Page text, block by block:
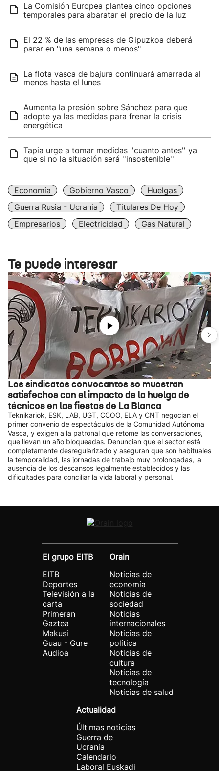
La Comisión Europea plantea cinco opciones
temporales para abaratar el precio de la luz
El 22 % de las empresas de Gipuzkoa deberá
parar en "una semana o menos"
La flota vasca de bajura continuará amarrada al
menos hasta el lunes
Aumenta la presión sobre Sánchez para que
adopte ya las medidas para frenar la crisis
energética
Tapia urge a tomar medidas ''cuanto antes'' ya
que si no la situación será ''insostenible''
Economía Gobierno Vasco
Huelgas
Guerra Rusia - Ucrania
Titulares De Hoy
Empresarios
Electricidad Gas Natural
Te puede interesar
Los sindicatos convocantes se muestran
satisfechos con el impacto de la huelga de
técnicos en las fiestas de La Blanca
Teknikariok, ESK, LAB, UGT, CCOO, ELA y CNT negocian el
primer convenio de espectáculos de la Comunidad Autónoma
Vasca, y exigen a la patronal que retome las conversaciones,
que llevan un año bloqueadas. Denuncian que el sector está
completamente desregularizado y aseguran que son habituales
la temporalidad, las jornadas de trabajo muy prolongadas, la
ausencia de los descansos legalmente establecidos y las
dificultades para conciliar la vida laboral y personal.
El grupo EITB
EITB
Deportes
Televisión a la
carta
Primeran
Gaztea
Makusi
Guau - Gure
Audioa
Orain
Noticias de
economía
Noticias de
sociedad
Noticias
internacionales
Noticias de
política
Noticias de
cultura
Noticias de
tecnología
Noticias de salud
Actualidad
Últimas noticias
Guerra de
Ucrania
Calendario
Laboral Euskadi